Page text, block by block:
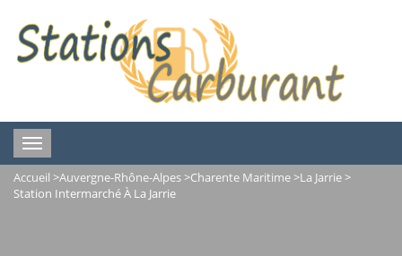
Toggle
navigation
Accueil >Auvergne-Rhône-Alpes>Charente Maritime>La Jarrie>
Station Intermarché À La Jarrie